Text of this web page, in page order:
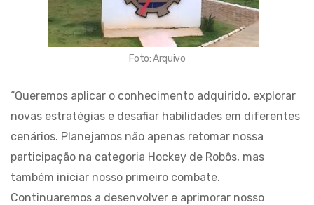
Foto: Arquivo
“Queremos aplicar o conhecimento adquirido, explorar
novas estratégias e desafiar habilidades em diferentes
cenários. Planejamos não apenas retomar nossa
participação na categoria Hockey de Robôs, mas
também iniciar nosso primeiro combate.
Continuaremos a desenvolver e aprimorar nosso